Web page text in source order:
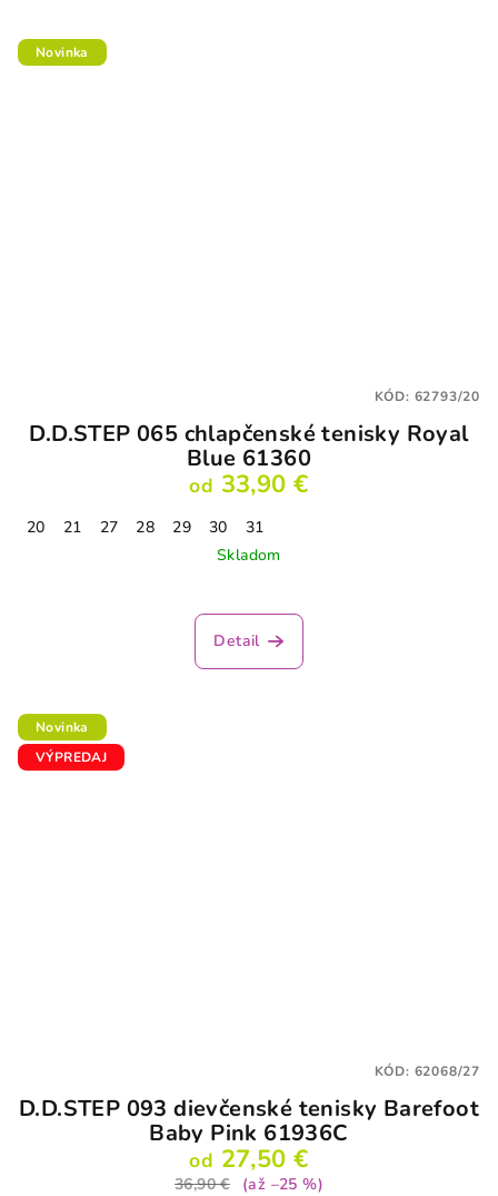
Novinka
D.D.STEP 065 chlapčenské tenisky Royal
Blue 61360
od 33,90 €
20 21 27 28 29 30
31
Skladom
Detail
KÓD: 62793/20
Novinka
VÝPREDAJ
D.D.STEP 093 dievčenské tenisky Barefoot
Baby Pink 61936C
od 27,50 €
36,90 €
(až –25 %)
KÓD: 62068/27